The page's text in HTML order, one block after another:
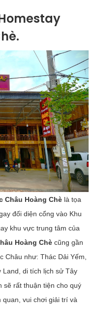
Châu Hoàng Chè là tọa
đối diện cổng vào Khu
khu vực trung tâm của
Hoàng Chè cũng gần
Châu như: Thác Dải Yếm,
Land, di tích lịch sử Tây
sẽ rất thuận tiện cho quý
quan, vui chơi giải trí và